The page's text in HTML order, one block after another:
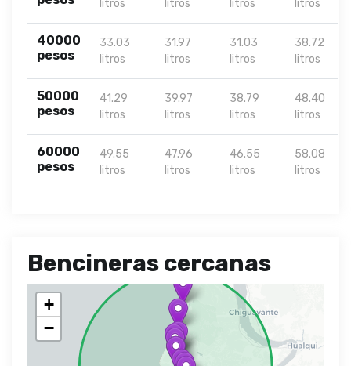
litros
litros
litros
litros
40000
pesos
33.03
litros
31.97
litros
31.03
litros
38.72
litros
50000
pesos
41.29
litros
39.97
litros
38.79
litros
48.40
litros
60000
pesos
49.55
litros
47.96
litros
46.55
litros
58.08
litros
Bencineras cercanas
+
−